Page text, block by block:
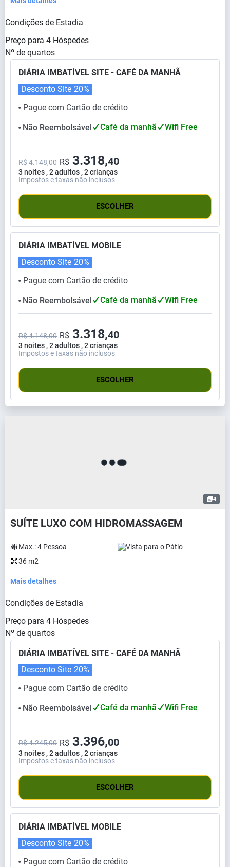
Condições de Estadia
Preço para 4 Hóspedes
Nº de quartos
DIÁRIA IMBATÍVEL SITE - CAFÉ DA MANHÃ
⬤ Pague com Cartão de crédito
Desconto Site 20%
⬤ Não Reembolsável Café da manhã Wifi Free
3 noites , 2 adultos , 2 crianças
R$ 4.148,00 R$ 3.318,40
Impostos e taxas não inclusos
ESCOLHER
DIÁRIA IMBATÍVEL MOBILE
⬤ Pague com Cartão de crédito
Desconto Site 20%
⬤ Não Reembolsável Café da manhã Wifi Free
3 noites , 2 adultos , 2 crianças
R$ 4.148,00 R$ 3.318,40
Impostos e taxas não inclusos
ESCOLHER
4
SUÍTE LUXO COM HIDROMASSAGEM
Max.:4 Pessoa
Vista para o Pátio
36 m2
Mais detalhes
Condições de Estadia
Preço para 4 Hóspedes
Nº de quartos
DIÁRIA IMBATÍVEL SITE - CAFÉ DA MANHÃ
⬤ Pague com Cartão de crédito
Desconto Site 20%
⬤ Não Reembolsável Café da manhã Wifi Free
3 noites , 2 adultos , 2 crianças
R$ 4.245,00 R$ 3.396,00
Impostos e taxas não inclusos
ESCOLHER
DIÁRIA IMBATÍVEL MOBILE
⬤ Pague com Cartão de crédito
Desconto Site 20%